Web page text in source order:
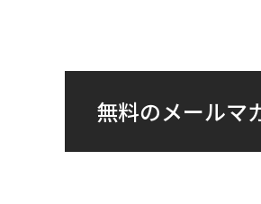
無料のメールマ